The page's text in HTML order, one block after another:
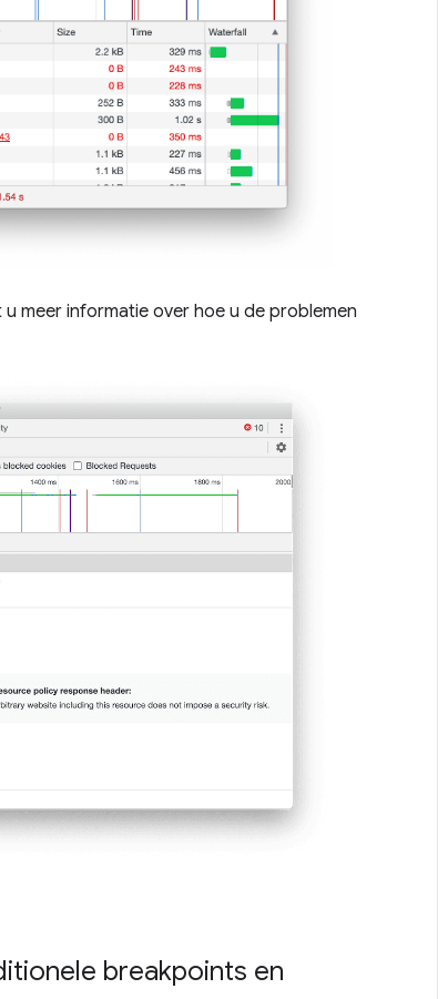
u meer informatie over hoe u de problemen
breakpoints en